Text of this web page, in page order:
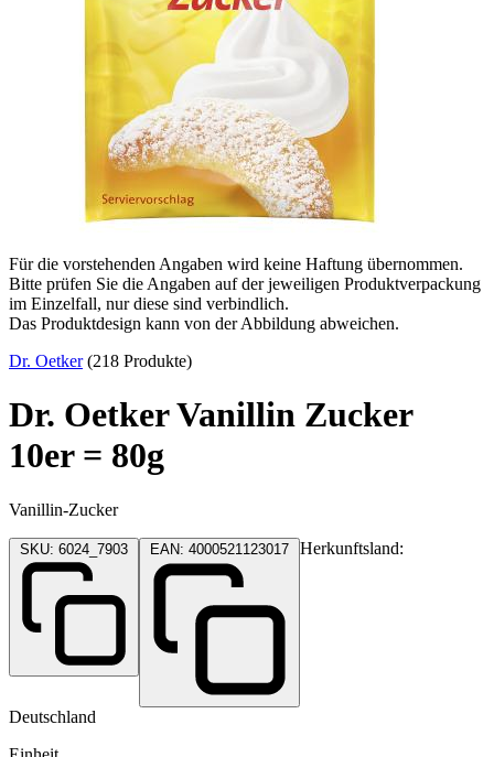
Für die vorstehenden Angaben wird keine Haftung übernommen.
Bitte prüfen Sie die Angaben auf der jeweiligen Produktverpackung
im Einzelfall, nur diese sind verbindlich.
Das Produktdesign kann von der Abbildung abweichen.
Dr. Oetker(218 Produkte)
Dr. Oetker Vanillin Zucker
10er = 80g
Vanillin-Zucker
Herkunftsland:
Deutschland